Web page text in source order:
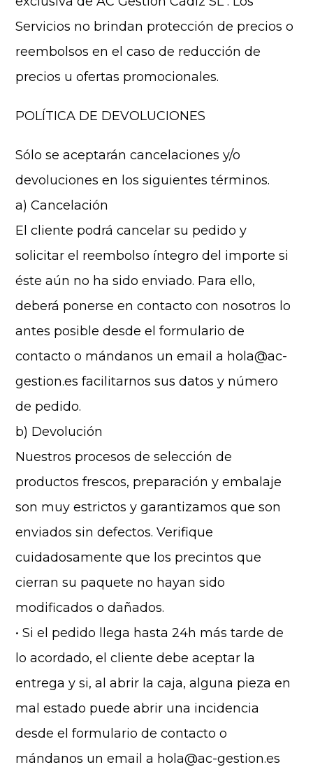
Servicios no brindan protección de precios o
reembolsos en el caso de reducción de
precios u ofertas promocionales.
POLÍTICA DE DEVOLUCIONES
Sólo se aceptarán cancelaciones y/o
devoluciones en los siguientes términos.
a) Cancelación
El cliente podrá cancelar su pedido y
solicitar el reembolso íntegro del importe si
éste aún no ha sido enviado. Para ello,
deberá ponerse en contacto con nosotros lo
antes posible desde el formulario de
contacto o mándanos un email a hola@ac-
gestion.es facilitarnos sus datos y número
de pedido.
b) Devolución
Nuestros procesos de selección de
productos frescos, preparación y embalaje
son muy estrictos y garantizamos que son
enviados sin defectos. Verifique
cuidadosamente que los precintos que
cierran su paquete no hayan sido
modificados o dañados.
• Si el pedido llega hasta 24h más tarde de
lo acordado, el cliente debe aceptar la
entrega y si, al abrir la caja, alguna pieza en
mal estado puede abrir una incidencia
desde el formulario de contacto o
mándanos un email a hola@ac-gestion.es